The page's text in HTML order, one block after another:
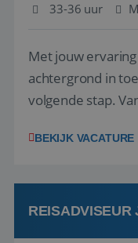
33-36 uur
Met jouw
achtergrond in
volgende stap.
wensen van je
klanten te
boeken! ...
BEKIJK VACATURE
REISADVISEUR